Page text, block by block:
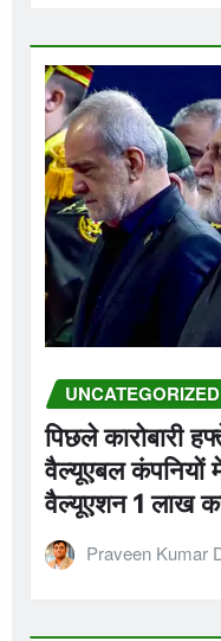
UNCATEGORIZED
पिछले कारोबारी
वैल्यूएबल कंपनियों
वैल्यूएशन 1 लाख
Praveen Kumar